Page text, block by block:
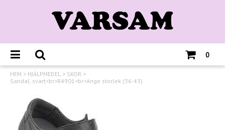
0
HEM > HJÄLPMEDEL > SKOR >
Sandal, svart<br>R4901<br>Ange storlek (36-43)